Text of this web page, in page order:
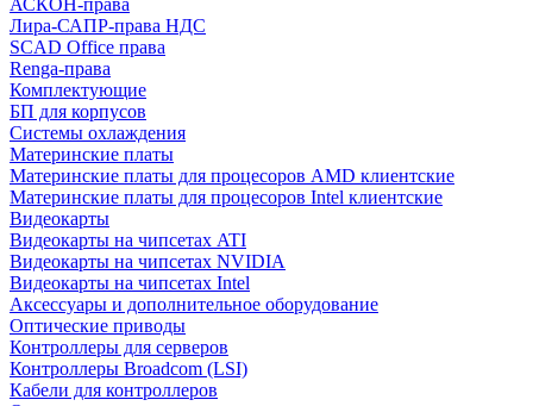
АСКОН-права
Лира-САПР-права НДС
SCAD Office права
Renga-права
Комплектующие
БП для корпусов
Системы охлаждения
Материнские платы
Материнские платы для процесоров AMD клиентские
Материнские платы для процесоров Intel клиентские
Видеокарты
Видеокарты на чипсетах ATI
Видеокарты на чипсетах NVIDIA
Видеокарты на чипсетах Intel
Аксессуары и дополнительное оборудование
Оптические приводы
Контроллеры для серверов
Контроллеры Broadcom (LSI)
Кабели для контроллеров